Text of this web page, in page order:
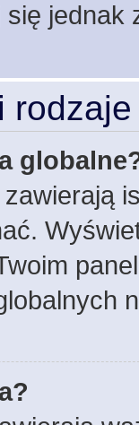
jednak
zawierają